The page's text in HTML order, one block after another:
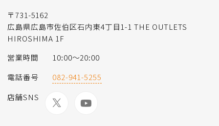
〒731-5162
広島県広島市佐伯区石内東4丁目1-1 THE OUTLETS
HIROSHIMA 1F
営業時間
10:00～20:00
電話番号
082-941-5255
店舗SNS